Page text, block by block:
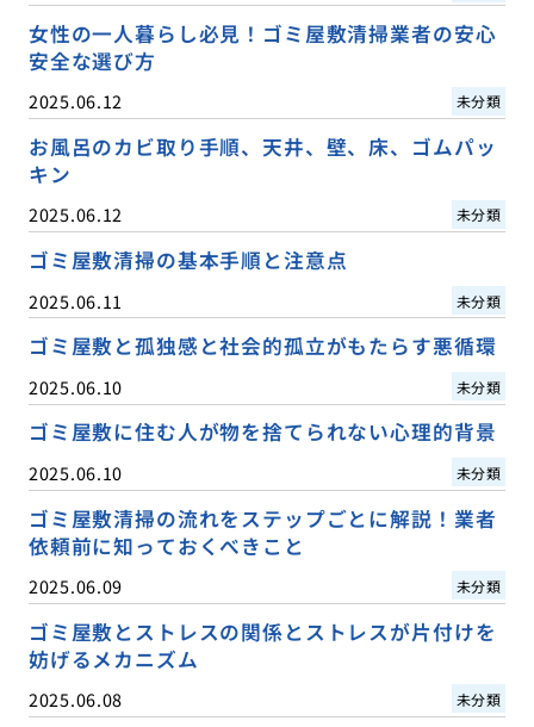
女性の一人暮らし必見！ゴミ屋敷清掃業者の安心
安全な選び方
2025.06.12 未分類
お風呂のカビ取り手順、天井、壁、床、ゴムパッ
キン
2025.06.12 未分類
ゴミ屋敷清掃の基本手順と注意点
2025.06.11 未分類
ゴミ屋敷と孤独感と社会的孤立がもたらす悪循環
2025.06.10 未分類
ゴミ屋敷に住む人が物を捨てられない心理的背景
2025.06.10 未分類
ゴミ屋敷清掃の流れをステップごとに解説！業者
依頼前に知っておくべきこと
2025.06.09 未分類
ゴミ屋敷とストレスの関係とストレスが片付けを
妨げるメカニズム
2025.06.08 未分類